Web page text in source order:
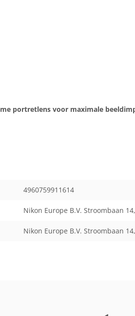
portretlens voor maximale
4960759911614
Nikon Europe B.V. Stroombaan
Nikon Europe B.V. Stroombaan